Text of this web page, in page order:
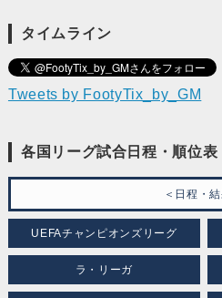
タイムライン
Tweets by FootyTix_by_GM
各国リーグ試合日程・順位表
＜日程・結
UEFAチャンピオンズリーグ
ラ・リーガ